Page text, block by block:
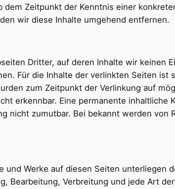
Zeitpunkt der Kenntnis einer
wir diese Inhalte umgehend entfernen.
Dritter, auf deren Inhalte wir keinen
Für die Inhalte der verlinkten Seiten
zum Zeitpunkt der Verlinkung auf
erkennbar. Eine permanente
nicht zumutbar. Bei bekannt werden
und Werke auf diesen Seiten unterliegen
Bearbeitung, Verbreitung und jede Art